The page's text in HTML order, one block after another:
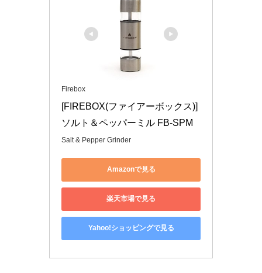
Firebox
[FIREBOX(ファイアーボックス)]
ソルト＆ペッパーミル FB-SPM
Salt & Pepper Grinder
Amazonで見る
楽天市場で見る
Yahoo!ショッピングで見る